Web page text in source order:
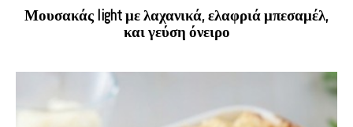
Μουσακάς light με λαχανικά, ελαφριά μπεσαμέλ,
και γεύση όνειρο